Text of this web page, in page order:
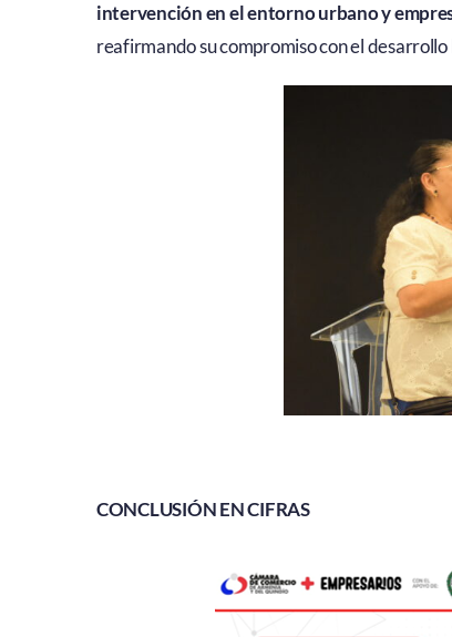
intervención en el entorno urbano y
reafirmando su compromiso con el desarrollo
CONCLUSIÓN EN CIFRAS